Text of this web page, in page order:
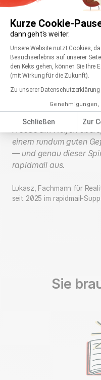
Kurze Cookie-
dann geht's weiter.
Unsere Website nutzt Cookies,
Besuchserlebnis auf unserer
den Keks gehen, können Sie Ihre
(mit Wirkung für die Zukunft).
Zu unserer Datenschutzerklärung
Schließen Zur
Support-
Perfekter Support
meinem Know-how
Freude am Helfen
einem rundum guten
— und genau dieser
rapidmail aus.
Lukasz, Fachmann für
seit 2025 im rapidmail-
Sie